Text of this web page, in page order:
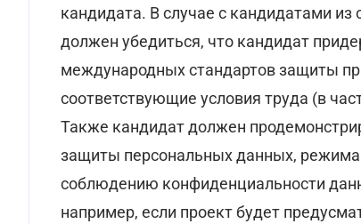
кандидата. В случае с кандидатами
должен убедиться, что кандидат
международных стандартов защиты
соответствующие условия труда (в
Также кандидат должен
защиты персональных данных, режима
соблюдению конфиденциальности
например, если проект будет